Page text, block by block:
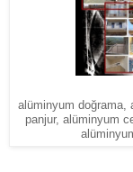
alüminyum doğrama,
panjur, alüminyum